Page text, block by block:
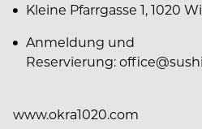
Kleine Pfarrgasse 1, 1020
Anmeldung und
Reservierung:
www.okra1020.com